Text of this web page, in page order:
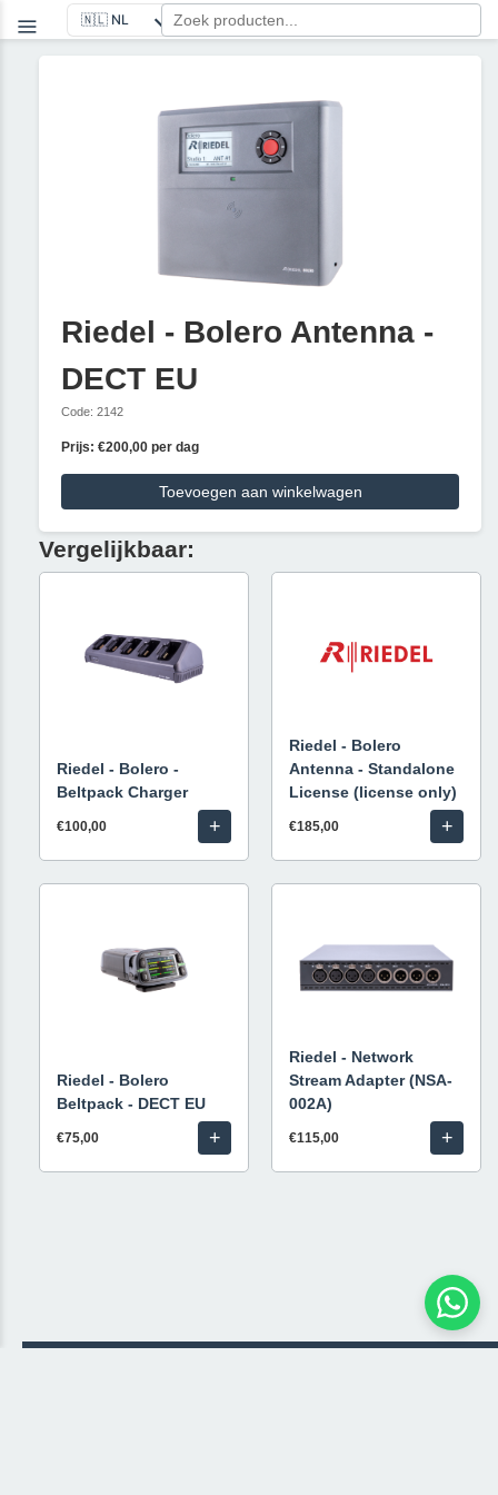
Riedel - Bolero Antenna -
DECT EU
Code: 2142
Prijs: €200,00 per dag
Toevoegen aan winkelwagen
Vergelijkbaar:
Riedel - Bolero -
Beltpack Charger
€100,00 +
Riedel - Bolero
Antenna - Standalone
License (license only)
€185,00 +
Riedel - Bolero
Beltpack - DECT EU
€75,00 +
Riedel - Network
Stream Adapter (NSA-
002A)
€115,00 +